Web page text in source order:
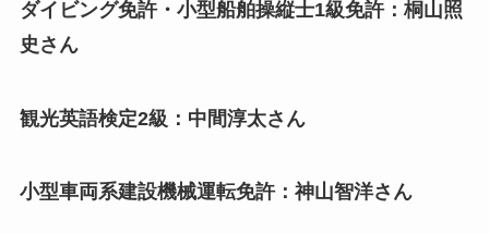
ダイビング免許・小型船舶操縦士1級免許：桐山照
史さん
観光英語検定2級：中間淳太さん
小型車両系建設機械運転免許：神山智洋さん